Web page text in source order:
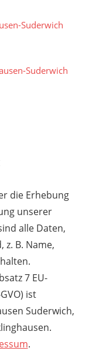
die Erhebung
unserer
alle Daten,
z. B. Name,
7 EU-
ist
Suderwich,
.